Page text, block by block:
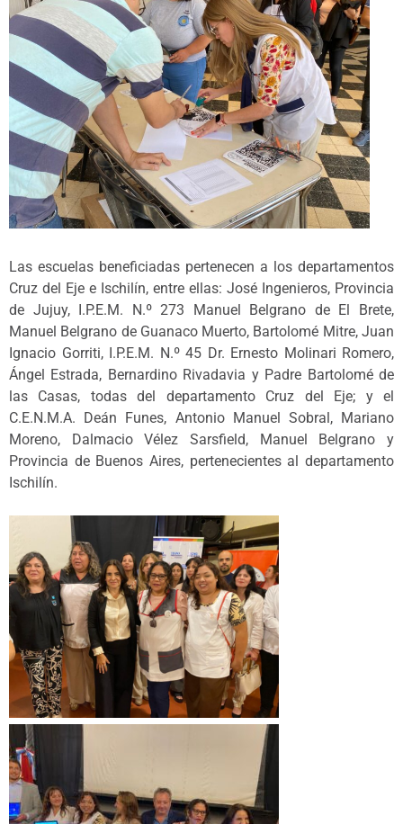
Las escuelas beneficiadas pertenecen a los departamentos
Cruz del Eje e Ischilín, entre ellas: José Ingenieros, Provincia
de Jujuy, I.P.E.M. N.º 273 Manuel Belgrano de El Brete,
Manuel Belgrano de Guanaco Muerto, Bartolomé Mitre, Juan
Ignacio Gorriti, I.P.E.M. N.º 45 Dr. Ernesto Molinari Romero,
Ángel Estrada, Bernardino Rivadavia y Padre Bartolomé de
las Casas, todas del departamento Cruz del Eje; y el
C.E.N.M.A. Deán Funes, Antonio Manuel Sobral, Mariano
Moreno, Dalmacio Vélez Sarsfield, Manuel Belgrano y
Provincia de Buenos Aires, pertenecientes al departamento
Ischilín.